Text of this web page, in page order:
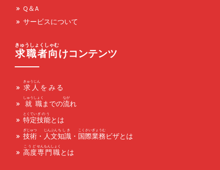
Q＆A
サービスについて
求職者向
きゅうしょくしゃむ
けコンテンツ
求人をみる
きゅうじん
就職
しゅうしょく
までの流
なが
れ
特定
とくてい
技能
ぎのう
とは
技術
ぎじゅつ
・ 人文
じんぶん
知識
ちしき
・ 国際
こくさい
業務
ぎょうむ
ビザとは
高度
こうど
専門職
せんもんしょく
とは